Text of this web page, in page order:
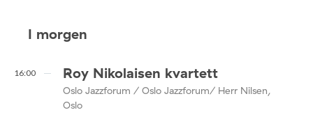
I morgen
16:00 Roy Nikolaisen kvartett
Oslo Jazzforum / Oslo Jazzforum/ Herr Nilsen,
Oslo